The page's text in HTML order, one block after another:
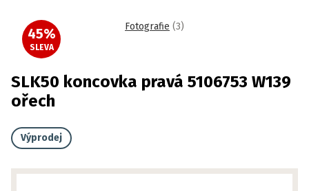
45%
SLEVA
Fotografie (3)
SLK50 koncovka pravá 5106753 W139
ořech
Výprodej